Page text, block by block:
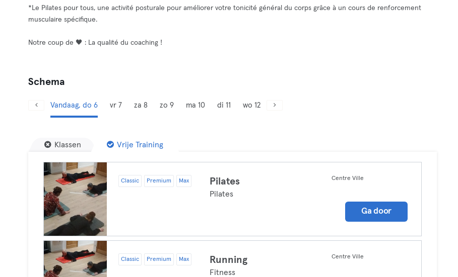
*Le Pilates pour tous, une activité posturale pour améliorer votre tonicité général du corps grâce à un cours de renforcement
musculaire spécifique.
Notre coup de 🖤 : La qualité du coaching !
Schema
Vandaag, do 6 vr 7 za 8 zo 9 ma 10 di 11 wo 12
Klassen Vrije Training
Classic Premium Max Pilates
Pilates
Centre Ville
Ga door
Classic Premium Max Running
Fitness
Centre Ville